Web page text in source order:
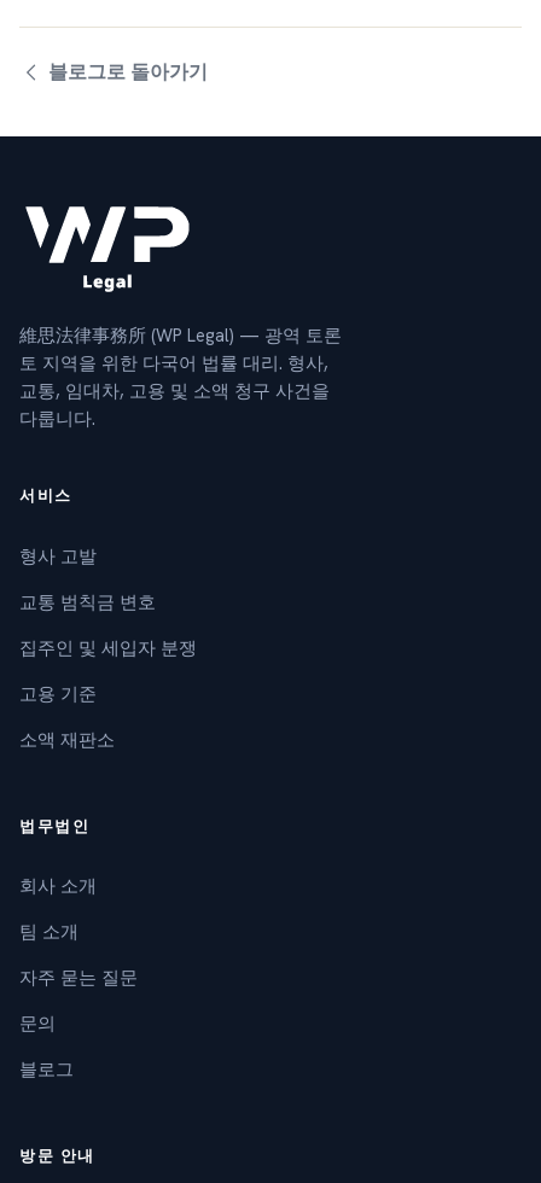
블로그로 돌아가기
維思法律事務所 (WP Legal) — 광역 토론
토 지역을 위한 다국어 법률 대리. 형사,
교통, 임대차, 고용 및 소액 청구 사건을
다룹니다.
서비스
형사 고발
교통 범칙금 변호
집주인 및 세입자 분쟁
고용 기준
소액 재판소
법무법인
회사 소개
팀 소개
자주 묻는 질문
문의
블로그
방문 안내